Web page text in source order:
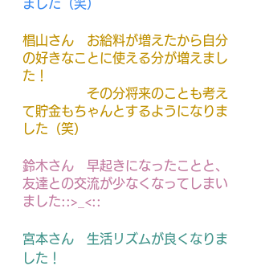
ました（笑）
椙山さん お給料が増えたから自分
の好きなことに使える分が増えまし
た！
その分将来のことも考え
て貯金もちゃんとするようになりま
した（笑）
鈴木さん 早起きになったことと、
友達との交流が少なくなってしまい
ました::>_<::
宮本さん 生活リズムが良くなりま
した！